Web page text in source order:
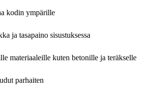
kodin ympärille
ja tasapaino sisustuksessa
materiaaleille kuten betonille ja teräkselle
parhaiten